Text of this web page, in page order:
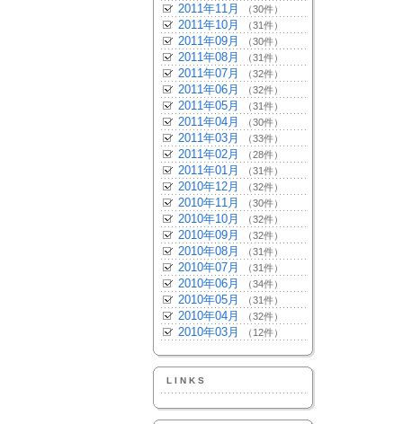
2011年11月 （30件）
2011年10月 （31件）
2011年09月 （30件）
2011年08月 （31件）
2011年07月 （32件）
2011年06月 （32件）
2011年05月 （31件）
2011年04月 （30件）
2011年03月 （33件）
2011年02月 （28件）
2011年01月 （31件）
2010年12月 （32件）
2010年11月 （30件）
2010年10月 （32件）
2010年09月 （32件）
2010年08月 （31件）
2010年07月 （31件）
2010年06月 （34件）
2010年05月 （31件）
2010年04月 （32件）
2010年03月 （12件）
LINKS